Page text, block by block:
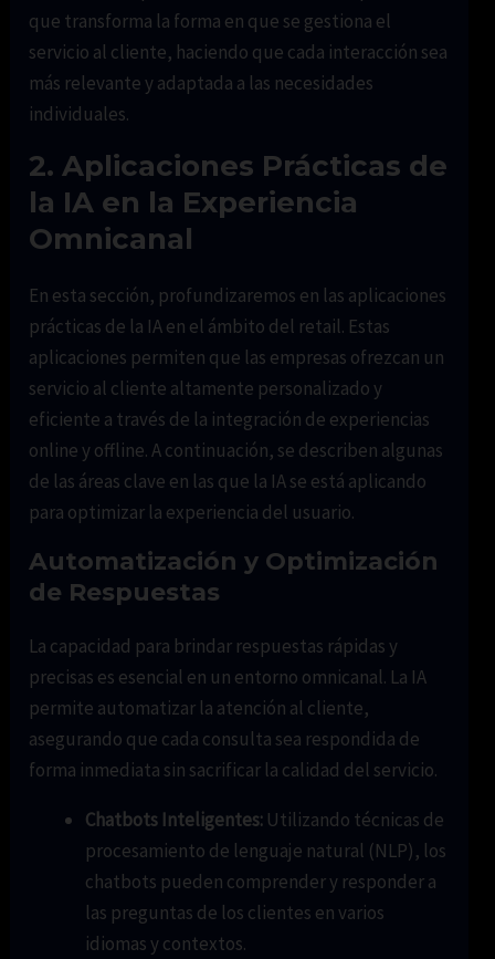
que transforma la forma en que se gestiona el
servicio al cliente, haciendo que cada interacción sea
más relevante y adaptada a las necesidades
individuales.
2. Aplicaciones Prácticas de
la IA en la Experiencia
Omnicanal
En esta sección, profundizaremos en las aplicaciones
prácticas de la IA en el ámbito del retail. Estas
aplicaciones permiten que las empresas ofrezcan un
servicio al cliente altamente personalizado y
eficiente a través de la integración de experiencias
online y offline. A continuación, se describen algunas
de las áreas clave en las que la IA se está aplicando
para optimizar la experiencia del usuario.
Automatización y Optimización
de Respuestas
La capacidad para brindar respuestas rápidas y
precisas es esencial en un entorno omnicanal. La IA
permite automatizar la atención al cliente,
asegurando que cada consulta sea respondida de
forma inmediata sin sacrificar la calidad del servicio.
Chatbots Inteligentes: Utilizando técnicas de
procesamiento de lenguaje natural (NLP), los
chatbots pueden comprender y responder a
las preguntas de los clientes en varios
idiomas y contextos.